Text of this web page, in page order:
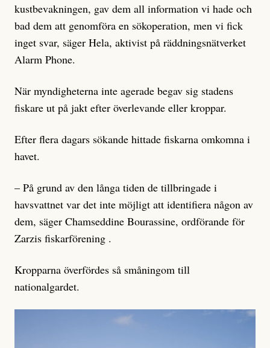
kustbevakningen, gav dem all information vi hade och
bad dem att genomföra en sökoperation, men vi fick
inget svar, säger Hela, aktivist på räddningsnätverket
Alarm Phone.
När myndigheterna inte agerade begav sig stadens
fiskare ut på jakt efter överlevande eller kroppar.
Efter flera dagars sökande hittade fiskarna omkomna i
havet.
– På grund av den långa tiden de tillbringade i
havsvattnet var det inte möjligt att identifiera någon av
dem, säger Chamseddine Bourassine, ordförande för
Zarzis fiskarförening .
Kropparna överfördes så småningom till
nationalgardet.